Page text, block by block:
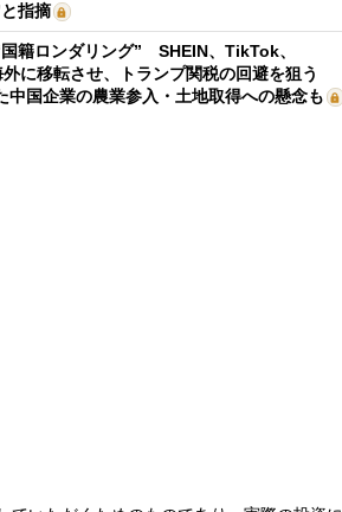
指摘
籍ロンダリング” SHEIN、TikTok、
に移転させ、トランプ関税の回避を狙う
中国企業の農業参入・土地取得への懸念も